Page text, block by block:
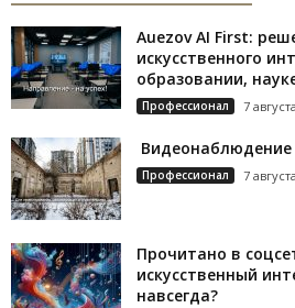
Auezov AI First:
искусственного
образовании,
Профессионал 7
Профессионал 7
Прочитано в
искусственный
навсегда?